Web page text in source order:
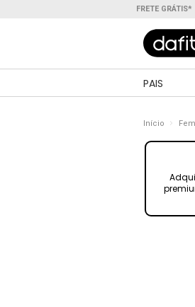
FRETE GRÁTIS*
PAIS
Início